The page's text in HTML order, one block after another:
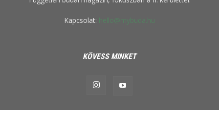
Kapcsolat: hello@mybuda.hu
KÖVESS MINKET